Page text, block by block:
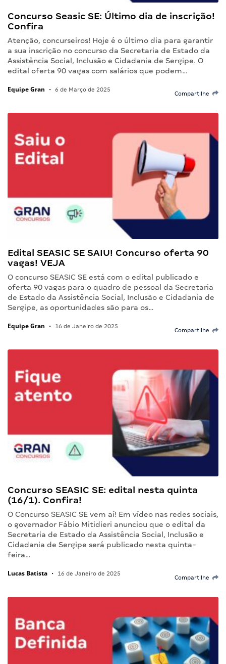
Concurso Seasic SE: Último dia de inscrição!
Confira
Atenção, concurseiros! Hoje é o último dia para garantir
a sua inscrição no concurso da Secretaria de Estado da
Assistência Social, Inclusão e Cidadania de Sergipe. O
edital oferta 90 vagas com salários que podem…
Equipe Gran • 6 de Março de 2025
Compartilhe
Edital SEASIC SE SAIU! Concurso oferta 90
vagas! VEJA
O concurso SEASIC SE está com o edital publicado e
oferta 90 vagas para o quadro de pessoal da Secretaria
de Estado da Assistência Social, Inclusão e Cidadania de
Sergipe, as oportunidades são para os…
Equipe Gran • 16 de Janeiro de 2025
Compartilhe
Concurso SEASIC SE: edital nesta quinta
(16/1). Confira!
O Concurso SEASIC SE vem aí! Em vídeo nas redes sociais,
o governador Fábio Mitidieri anunciou que o edital da
Secretaria de Estado da Assistência Social, Inclusão e
Cidadania de Sergipe será publicado nesta quinta-
feira…
Lucas Batista • 16 de Janeiro de 2025
Compartilhe